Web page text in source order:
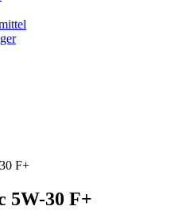
F+
5W-30 F+